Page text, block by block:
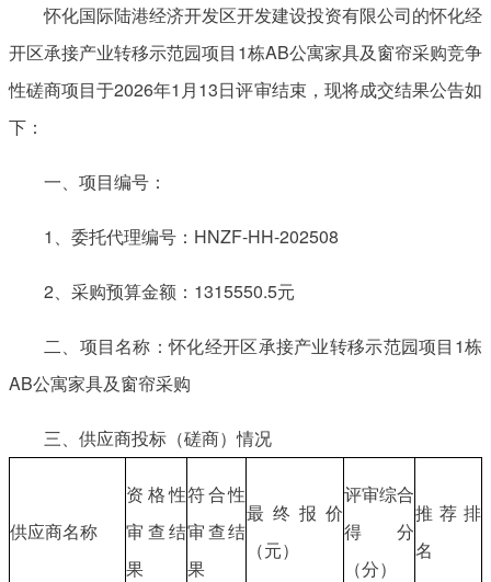
怀化国际陆港经济开发区开发建设投资有限公司的怀化经
开区承接产业转移示范园项目1栋AB公寓家具及窗帘采购竞争
性磋商项目于2026年1月13日评审结束，现将成交结果公告如
下：
一、项目编号：
1、委托代理编号：HNZF-HH-202508
2、采购预算金额：1315550.5元
二、项目名称：怀化经开区承接产业转移示范园项目1栋
AB公寓家具及窗帘采购
三、供应商投标（磋商）情况
供应商名称
资格性
审查结
果
符合性
审查结
果
最终报价
（元）
评审综合
得分
（分）
推荐排
名